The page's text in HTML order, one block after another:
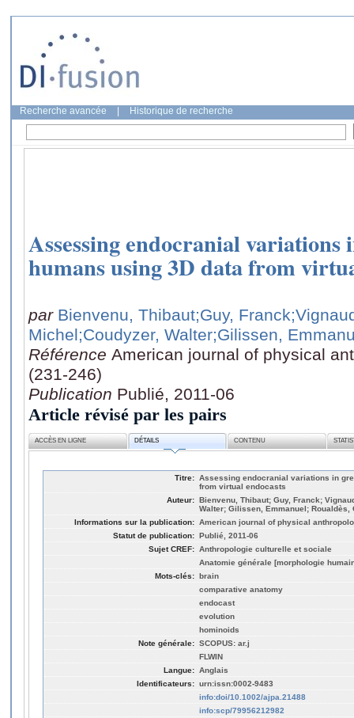
Recherche avancée Historique de recherche
Assessing endocranial variations
humans using 3D data from
par Bienvenu, Thibaut;Guy, Franck
Michel;Coudyzer, Walter;Gilissen,
Référence American journal of physical
(231-246)
Publication Publié, 2011-06
Article révisé par les pairs
ACCÈS EN LIGNE DÉTAILS CONTENU
Titre: Assessing endocranial variations in
from virtual endocasts
Auteur: Bienvenu, Thibaut; Guy, Franck;
Walter; Gilissen, Emmanuel; Roualdès,
Informations sur la publication: American journal of physical
Statut de publication: Publié, 2011-06
Sujet CREF: Anthropologie culturelle et sociale
Anatomie générale [morphologie
Mots-clés: brain
comparative anatomy
endocast
evolution
hominoids
Note générale: SCOPUS: ar.j
FLWIN
Langue: Anglais
Identificateurs: urn:issn:0002-9483
info:doi/10.1002/ajpa.21488
info:scp/79956212982